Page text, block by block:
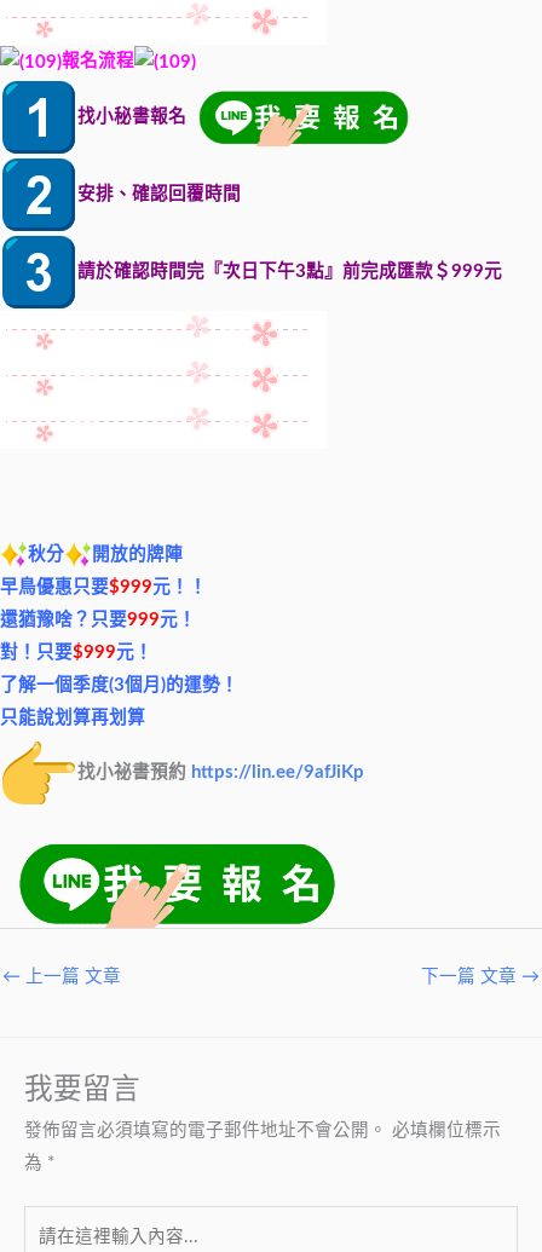
報名流程
找小秘書報名
安排、確認回覆時間
請於確認時間完『次日下午3點』前完成匯款＄999元
秋分
開放的牌陣
早鳥優惠只要$999元！！
還猶豫啥？只要999元！
對！只要$999元！
了解一個季度(3個月)的運勢！
只能說划算再划算
找小祕書預約 https://lin.ee/9afJiKp
← 上一篇 文章 下一篇 文章 →
我要留言
發佈留言必須填寫的電子郵件地址不會公開。 必填欄位標示
為 *